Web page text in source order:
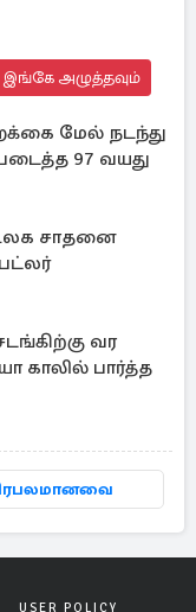
இங்கே அழுத்தவும்
மேல் நடந்து
97 வயது
உலக சாதனை
வர
காலில் பார்த்த
USER POLICY